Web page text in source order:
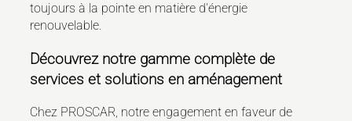
toujours à la pointe en matière d'énergie
renouvelable.
Découvrez notre gamme complète de
services et solutions en aménagement
Chez PROSCAR, notre engagement en faveur de